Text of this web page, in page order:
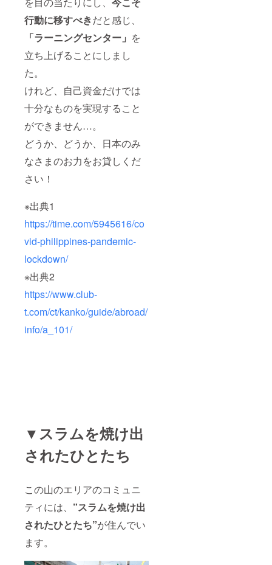
行動に移すべきだと感じ、
「ラーニングセンター」 を
立ち上げることにしまし
た。
けれど、自己資金だけでは
十分なものを実現すること
ができません…。
どうか、どうか、日本のみ
なさまのお力をお貸しくだ
さい！
※出典1
https://time.com/5945616/co
vid-philippines-pandemic-
lockdown/
※出典2
https://www.club-
t.com/ct/kanko/guide/abroad/
info/a_101/
▼スラムを焼け出
されたひとたち
この山のエリアのコミュニ
ティには、 ”スラムを焼け出
されたひとたち”が住んでい
ます。